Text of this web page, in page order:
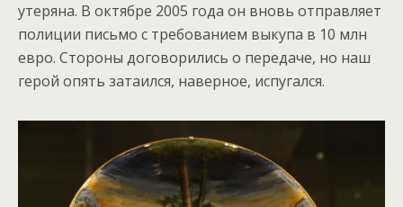
утеряна. В октябре 2005 года он вновь отправляет
полиции письмо с требованием выкупа в 10 млн
евро. Стороны договорились о передаче, но наш
герой опять затаился, наверное, испугался.